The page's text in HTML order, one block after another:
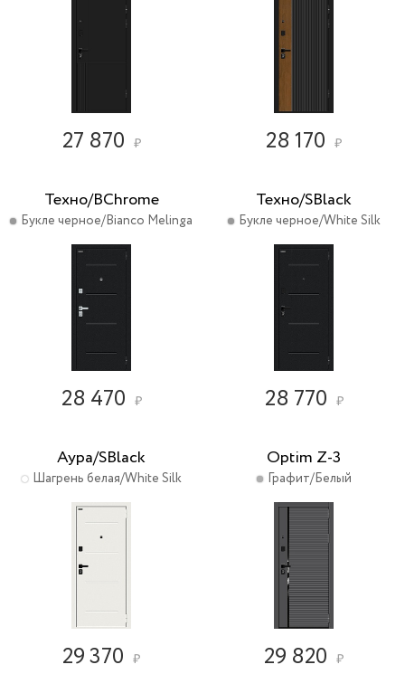
27 870 ₽ 28 170 ₽
Техно/BChrome
Букле черное/Bianco Melinga
28 470 ₽
Техно/SBlack
Букле черное/White Silk
28 770 ₽
Аура/SBlack
Шагрень белая/White Silk
29 370 ₽
Optim Z-3
Графит/Белый
29 820 ₽